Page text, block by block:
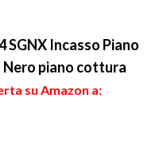
SGNX Incasso Piano
piano cottura
su Amazon a: